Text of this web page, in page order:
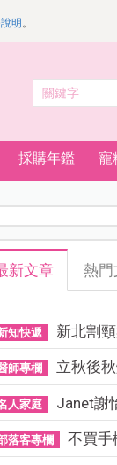
明 。
採購年鑑 寵
新文章 熱門
知快遞 新北割
師專欄 立秋後
人家庭 Janet謝
落客專欄 不買手